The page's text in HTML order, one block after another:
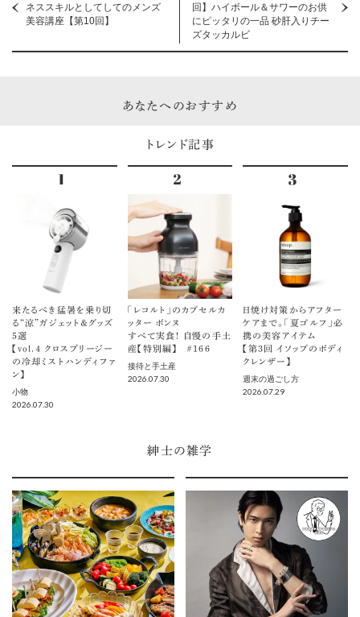
ネススキルとしてしてのメンズ
美容講座【第10回】
回】ハイボール＆サワーのお供
にピッタリの一品 砂肝入りチー
ズタッカルビ
あなたへのおすすめ
トレンド記事
来たるべき猛暑を乗り切
る“涼”ガジェット＆グッズ
5選
【vol.４ クロスブリージー
の冷却ミストハンディファ
ン】
小物
2026.07.30
「レコルト」のカプセルカ
ッター ボンヌ
すべて実食！ 自慢の手土
産【特別編】 ＃166
接待と手土産
2026.07.30
日焼け対策からアフター
ケアまで。「夏ゴルフ」必
携の美容アイテム
【第3回 イソップのボディ
クレンザー】
週末の過ごし方
2026.07.29
紳士の雑学